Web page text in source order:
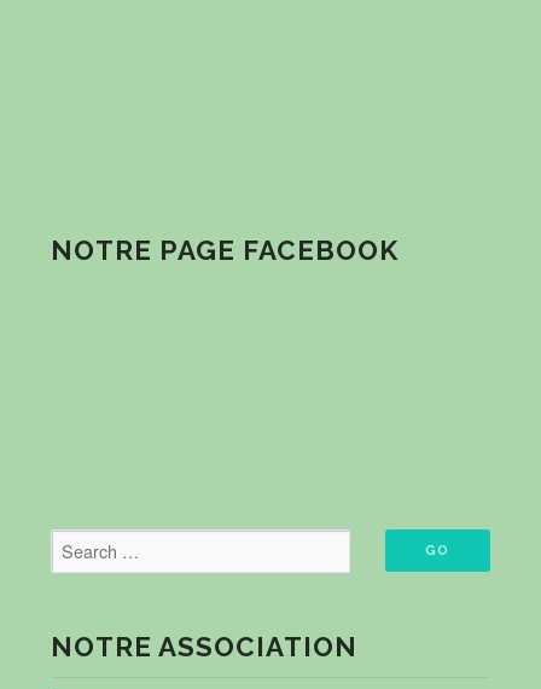
NOTRE PAGE FACEBOOK
NOTRE ASSOCIATION